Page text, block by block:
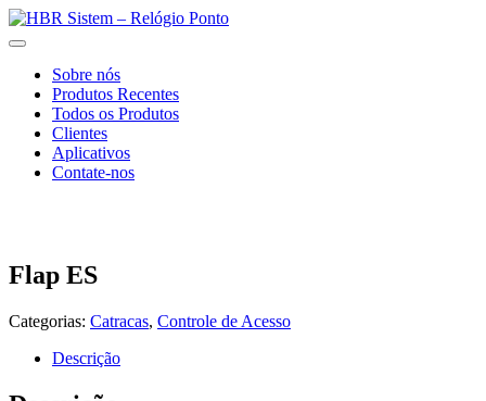
Sobre nós
Produtos Recentes
Todos os Produtos
Clientes
Aplicativos
Contate-nos
Flap ES
Categorias: Catracas, Controle de Acesso
Descrição